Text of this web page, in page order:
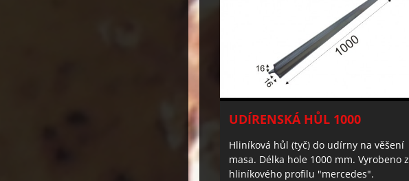
UDÍRENSKÁ HŮL 1000
Hliníková hůl (tyč) do udírny na věšení
masa. Délka hole 1000 mm. Vyrobeno z
hliníkového profilu "mercedes".